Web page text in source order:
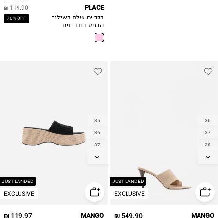
119.90 ₪
70% OFF
PLACE
בגד ים שלם בשילוב
הדפס דובדבנים
JUST LANDED
EXCLUSIVE
36
37
38
39
549.90 ₪ MANGO
JUST LANDED
EXCLUSIVE
35
36
37
38
119.97 ₪ MANGO